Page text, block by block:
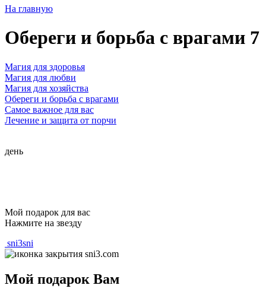
На главную
Обереги и борьба с врагами 7
Магия для здоровья
Магия для любви
Магия для хозяйства
Обереги и борьба с врагами
Самое важное для вас
Лечение и защита от порчи
день
Мой подарок для вас
Нажмите на звезду
sni3sni
Мой подарок Вам